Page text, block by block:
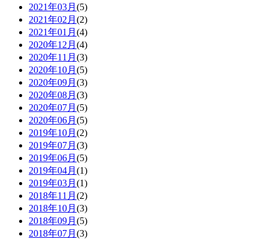
2021年03月 (5)
2021年02月 (2)
2021年01月 (4)
2020年12月 (4)
2020年11月 (3)
2020年10月 (5)
2020年09月 (3)
2020年08月 (3)
2020年07月 (5)
2020年06月 (5)
2019年10月 (2)
2019年07月 (3)
2019年06月 (5)
2019年04月 (1)
2019年03月 (1)
2018年11月 (2)
2018年10月 (3)
2018年09月 (5)
2018年07月 (3)